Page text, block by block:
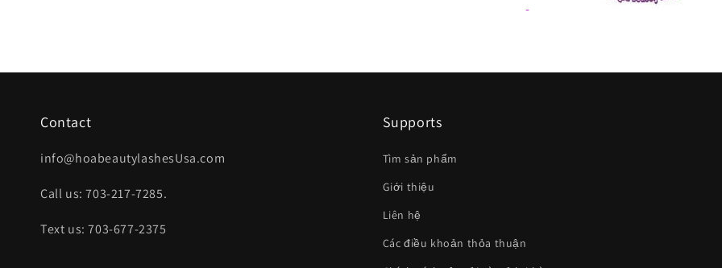
Contact
info@hoabeautylashesUsa.com
Call us: 703-217-7285.
Text us: 703-677-2375
Supports
Tìm sản phẩm
Giới thiệu
Liên hệ
Các điều khoản thỏa thuận